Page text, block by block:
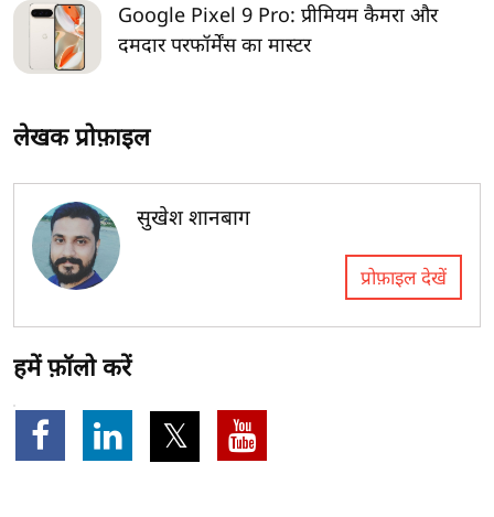
Google Pixel 9 Pro: प्रीमियम कैमरा और
दमदार परफॉर्मेंस का मास्टर
लेखक प्रोफ़ाइल
सुखेश शानबाग
प्रोफ़ाइल देखें
हमें फ़ॉलो करें